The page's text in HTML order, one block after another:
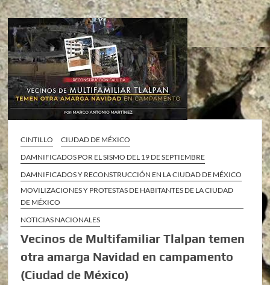
CINTILLO
CIUDAD DE MÉXICO
DAMNIFICADOS POR EL SISMO DEL 19 DE SEPTIEMBRE
DAMNIFICADOS Y RECONSTRUCCIÓN EN LA CIUDAD DE MÉXICO
MOVILIZACIONES Y PROTESTAS DE HABITANTES DE LA CIUDAD
DE MÉXICO
NOTICIAS NACIONALES
Vecinos de Multifamiliar Tlalpan temen
otra amarga Navidad en campamento
(Ciudad de México)